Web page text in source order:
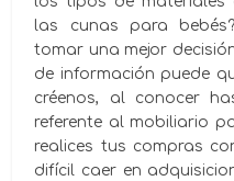
las cunas para
tomar una mejor
de información puede
créenos, al conocer
referente al mobiliario
realices tus compras
difícil caer en